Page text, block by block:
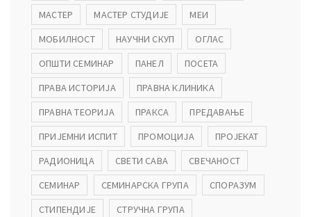
МАСТЕР
МАСТЕР СТУДИЈЕ
МЕИ
МОБИЛНОСТ
НАУЧНИ СКУП
ОГЛАС
ОПШТИ СЕМИНАР
ПАНЕЛ
ПОСЕТА
ПРАВА ИСТОРИЈА
ПРАВНА КЛИНИКА
ПРАВНА ТЕОРИЈА
ПРАКСА
ПРЕДАВАЊЕ
ПРИЈЕМНИ ИСПИТ
ПРОМОЦИЈА
ПРОЈЕКАТ
РАДИОНИЦА
СВЕТИ САВА
СВЕЧАНОСТ
СЕМИНАР
СЕМИНАРСКА ГРУПА
СПОРАЗУМ
СТИПЕНДИЈЕ
СТРУЧНА ГРУПА